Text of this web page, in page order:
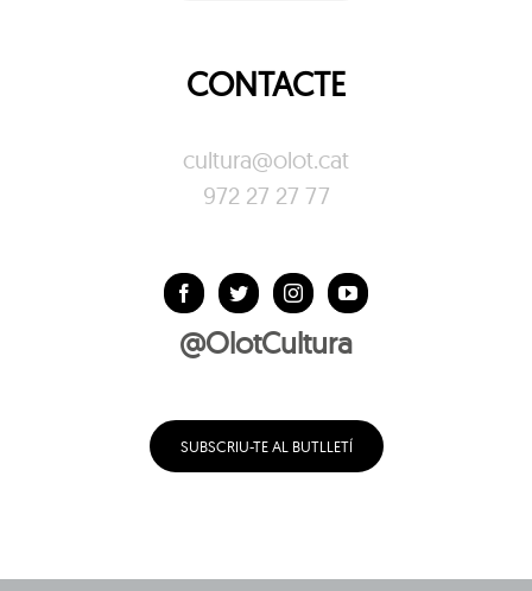
CONTACTE
cultura@olot.cat
972 27 27 77
@OlotCultura
SUBSCRIU-TE AL BUTLLETÍ